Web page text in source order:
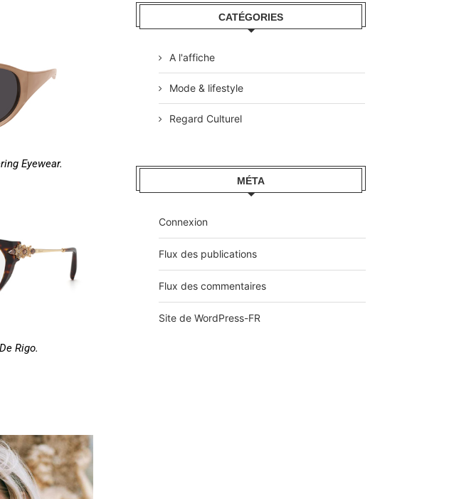
Eyewear.
Rigo.
CATÉGORIES
A l'affiche
Mode & lifestyle
Regard Culturel
MÉTA
Connexion
Flux des publications
Flux des commentaires
Site de WordPress-FR